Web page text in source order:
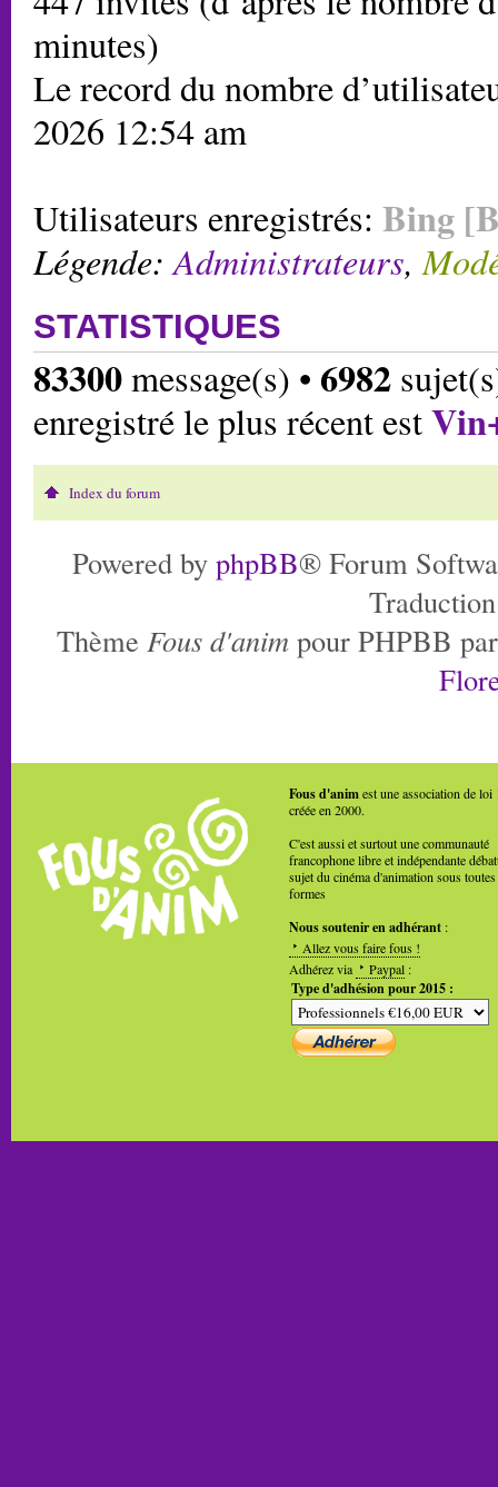
minutes)
Le record du nombre
2026 12:54 am
Utilisateurs enregistrés: Bing
Légende:Administrateurs,
STATISTIQUES
83300message(s) • 6982
enregistré le plus récent est
Index du forum
Powered by phpBB® Forum
Thème Fous d'anim pour PHPBB
Fous d'animest une association de loi
créée en 2000.
C'est aussi et surtout une communauté
francophone libre et indépendante
sujet du cinéma d'animation sous toutes
formes
Nous soutenir en adhérant :
Allez vous faire fous !
Adhérez via
Paypal :
Type d'adhésion pour 2015 :